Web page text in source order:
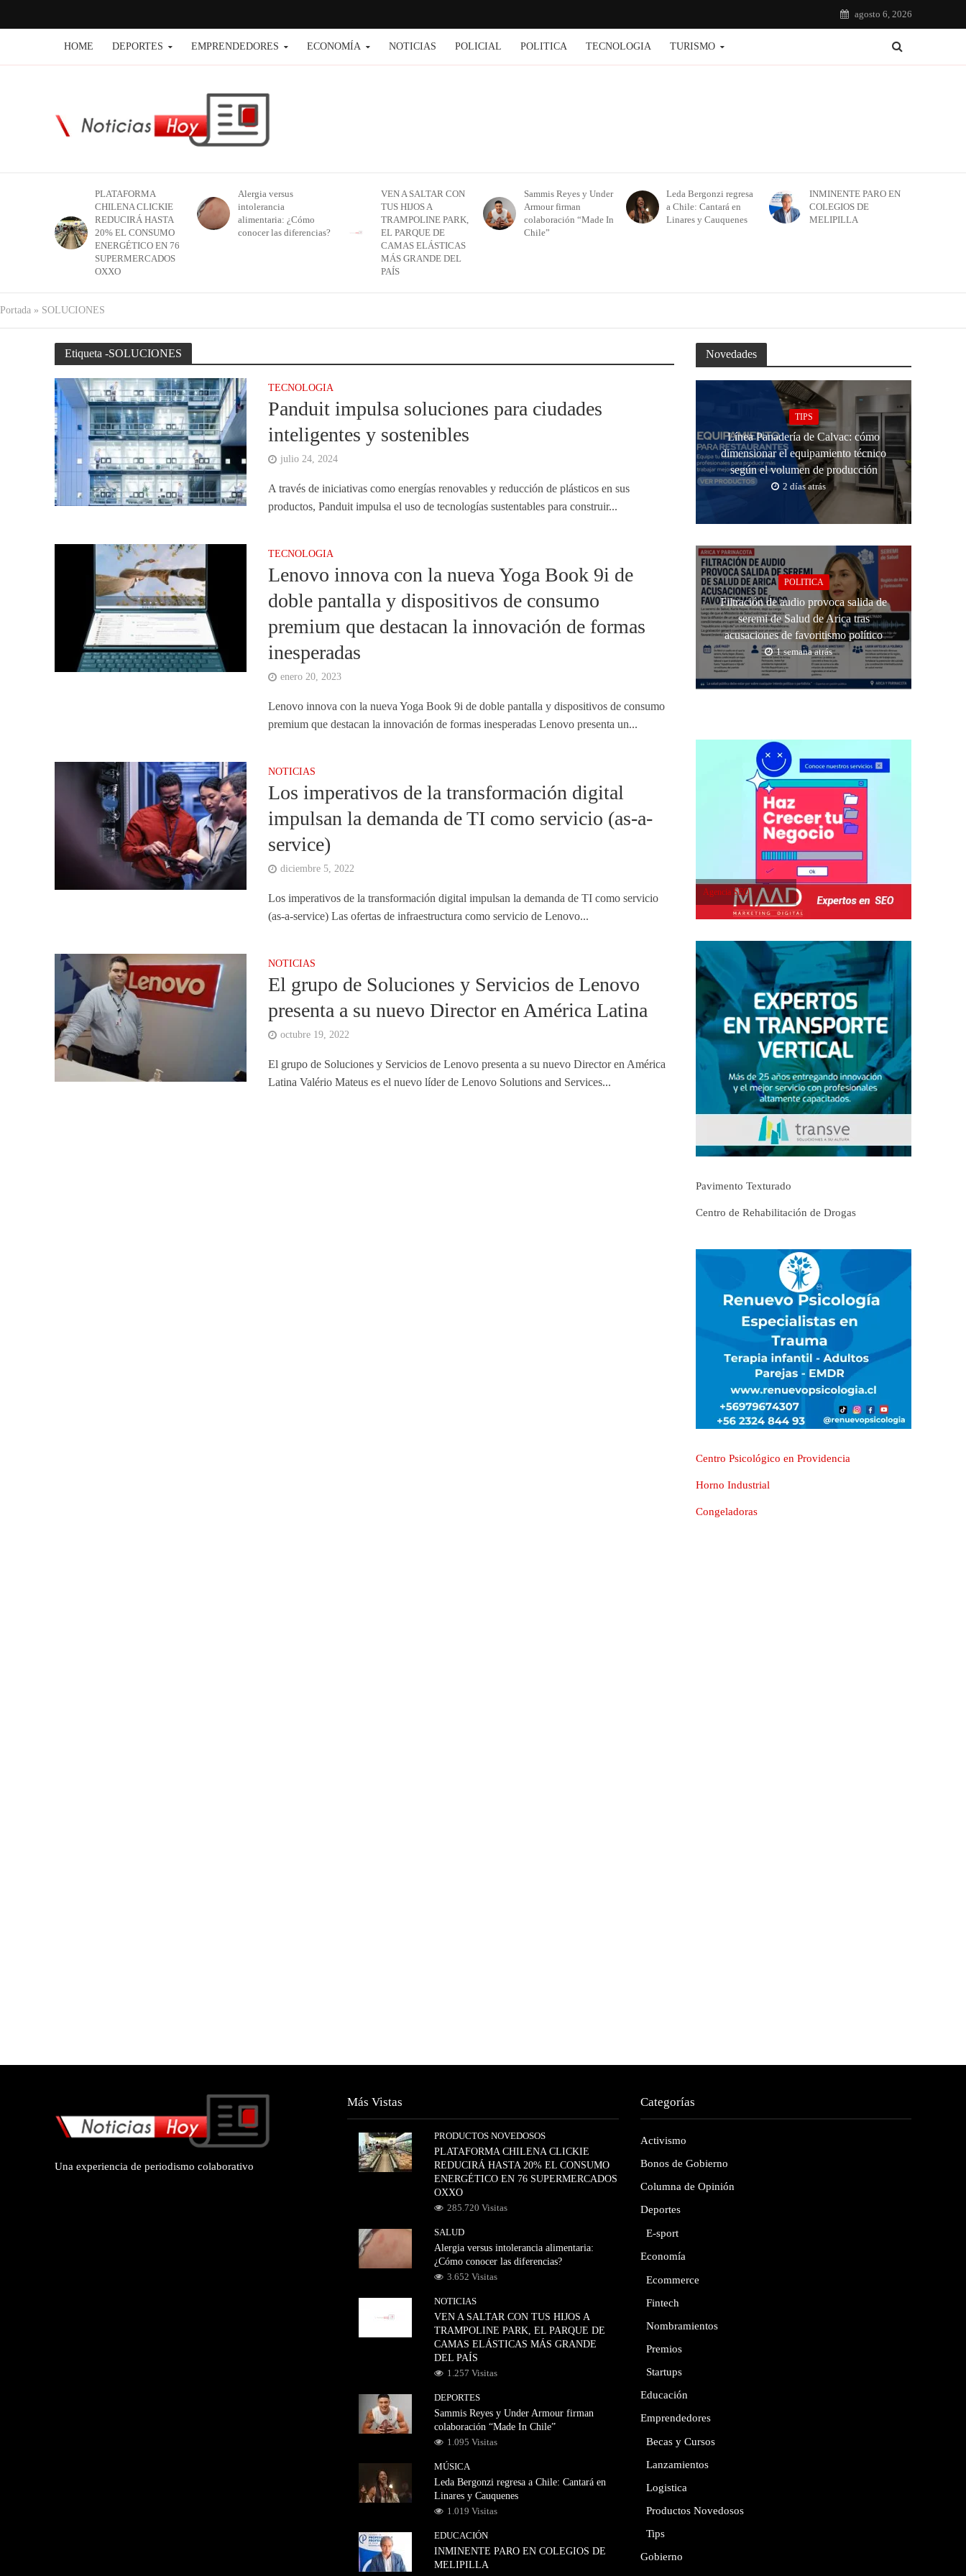
agosto 6, 2026
HOME DEPORTES EMPRENDEDORES ECONOMÍA NOTICIAS POLICIAL POLITICA TECNOLOGIA TURISMO
PLATAFORMA
CHILENA CLICKIE
REDUCIRÁ HASTA
20% EL CONSUMO
ENERGÉTICO EN 76
SUPERMERCADOS
OXXO
Alergia versus
intolerancia
alimentaria: ¿Cómo
conocer las diferencias?
VEN A SALTAR CON
TUS HIJOS A
TRAMPOLINE PARK,
EL PARQUE DE
CAMAS ELÁSTICAS
MÁS GRANDE DEL
PAÍS
Sammis Reyes y Under
Armour firman
colaboración “Made In
Chile”
Leda Bergonzi regresa
a Chile: Cantará en
Linares y Cauquenes
INMINENTE PARO EN
COLEGIOS DE
MELIPILLA
Portada » SOLUCIONES
Etiqueta -SOLUCIONES
TECNOLOGIA
Panduit impulsa soluciones para ciudades
inteligentes y sostenibles
julio 24, 2024
A través de iniciativas como energías renovables y reducción de plásticos en sus
productos, Panduit impulsa el uso de tecnologías sustentables para construir...
TECNOLOGIA
Lenovo innova con la nueva Yoga Book 9i de
doble pantalla y dispositivos de consumo
premium que destacan la innovación de formas
inesperadas
enero 20, 2023
Lenovo innova con la nueva Yoga Book 9i de doble pantalla y dispositivos de consumo
premium que destacan la innovación de formas inesperadas Lenovo presenta un...
NOTICIAS
Los imperativos de la transformación digital
impulsan la demanda de TI como servicio (as-a-
service)
diciembre 5, 2022
Los imperativos de la transformación digital impulsan la demanda de TI como servicio
(as-a-service) Las ofertas de infraestructura como servicio de Lenovo...
NOTICIAS
El grupo de Soluciones y Servicios de Lenovo
presenta a su nuevo Director en América Latina
octubre 19, 2022
El grupo de Soluciones y Servicios de Lenovo presenta a su nuevo Director en América
Latina Valério Mateus es el nuevo líder de Lenovo Solutions and Services...
Novedades
TIPS
Línea Panadería de Calvac: cómo
dimensionar el equipamiento técnico
según el volumen de producción
2 días atrás
POLITICA
Filtración de audio provoca salida de
seremi de Salud de Arica tras
acusaciones de favoritismo político
1 semana atrás
Agencia SEO
Pavimento Texturado
Centro de Rehabilitación de Drogas
Centro Psicológico en Providencia
Horno Industrial
Congeladoras
Una experiencia de periodismo colaborativo
Más Vistas
PRODUCTOS NOVEDOSOS
PLATAFORMA CHILENA CLICKIE
REDUCIRÁ HASTA 20% EL CONSUMO
ENERGÉTICO EN 76 SUPERMERCADOS
OXXO
285.720 Visitas
SALUD
Alergia versus intolerancia alimentaria:
¿Cómo conocer las diferencias?
3.652 Visitas
NOTICIAS
VEN A SALTAR CON TUS HIJOS A
TRAMPOLINE PARK, EL PARQUE DE
CAMAS ELÁSTICAS MÁS GRANDE
DEL PAÍS
1.257 Visitas
DEPORTES
Sammis Reyes y Under Armour firman
colaboración “Made In Chile”
1.095 Visitas
MÚSICA
Leda Bergonzi regresa a Chile: Cantará en
Linares y Cauquenes
1.019 Visitas
EDUCACIÓN
INMINENTE PARO EN COLEGIOS DE
MELIPILLA
Categorías
Activismo
Bonos de Gobierno
Columna de Opinión
Deportes
E-sport
Economía
Ecommerce
Fintech
Nombramientos
Premios
Startups
Educación
Emprendedores
Becas y Cursos
Lanzamientos
Logistica
Productos Novedosos
Tips
Gobierno